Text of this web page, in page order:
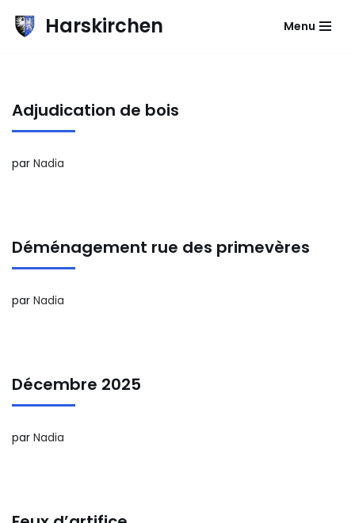
Aller
Harskirchen Menu
Adjudication de bois
par Nadia
Déménagement rue des primevères
par Nadia
Décembre 2025
par Nadia